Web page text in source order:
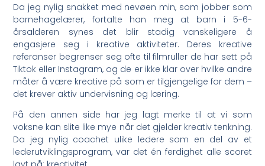
Da jeg nylig snakket med nevøen min, som jobber som
barnehagelærer, fortalte han meg at barn i 5-6-
årsalderen synes det blir stadig vanskeligere å
engasjere seg i kreative aktiviteter. Deres kreative
referanser begrenser seg ofte til filmruller de har sett på
Tiktok eller Instagram, og de er ikke klar over hvilke andre
måter å være kreative på som er tilgjengelige for dem –
det krever aktiv undervisning og læring.
På den annen side har jeg lagt merke til at vi som
voksne kan slite like mye når det gjelder kreativ tenkning.
Da jeg nylig coachet ulike ledere som en del av et
lederutviklingsprogram, var det én ferdighet alle scoret